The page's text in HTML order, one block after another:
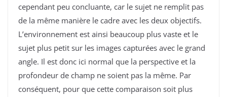
cependant peu concluante, car le sujet ne remplit pas
de la même manière le cadre avec les deux objectifs.
L’environnement est ainsi beaucoup plus vaste et le
sujet plus petit sur les images capturées avec le grand
angle. Il est donc ici normal que la perspective et la
profondeur de champ ne soient pas la même. Par
conséquent, pour que cette comparaison soit plus